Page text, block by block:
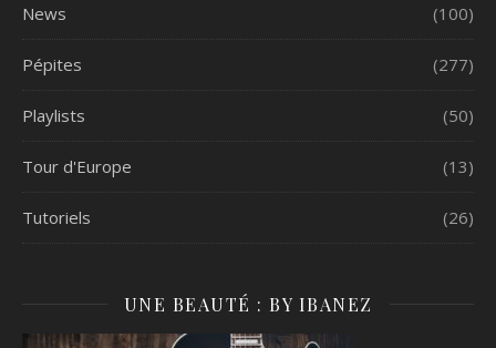
News (100)
Pépites (277)
Playlists (50)
Tour d'Europe (13)
Tutoriels (26)
UNE BEAUTÉ : BY IBANEZ